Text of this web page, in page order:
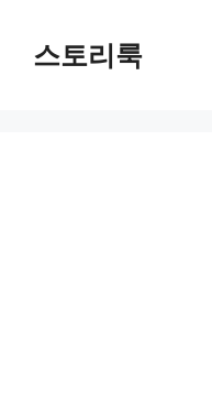
content스토리룩